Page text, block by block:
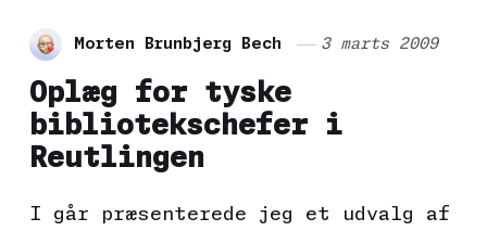
Morten Brunbjerg Bech 3 marts 2009
Oplæg for tyske
bibliotekschefer i
Reutlingen
I går præsenterede jeg et udvalg af